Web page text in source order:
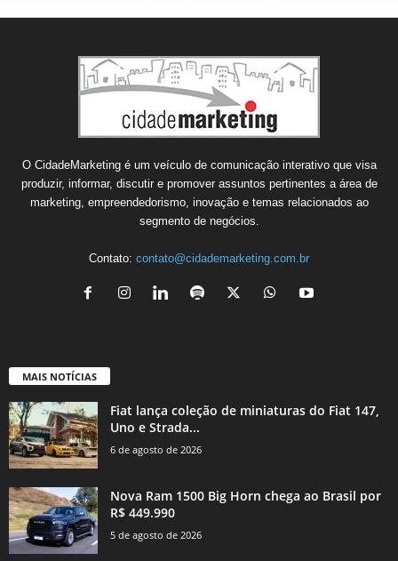
O CidadeMarketing é um veículo de comunicação interativo que visa
produzir, informar, discutir e promover assuntos pertinentes a área de
marketing, empreendedorismo, inovação e temas relacionados ao
segmento de negócios.
Contato: contato@cidademarketing.com.br
MAIS NOTÍCIAS
Fiat lança coleção de miniaturas do Fiat 147,
Uno e Strada...
6 de agosto de 2026
Nova Ram 1500 Big Horn chega ao Brasil por
R$ 449.990
5 de agosto de 2026